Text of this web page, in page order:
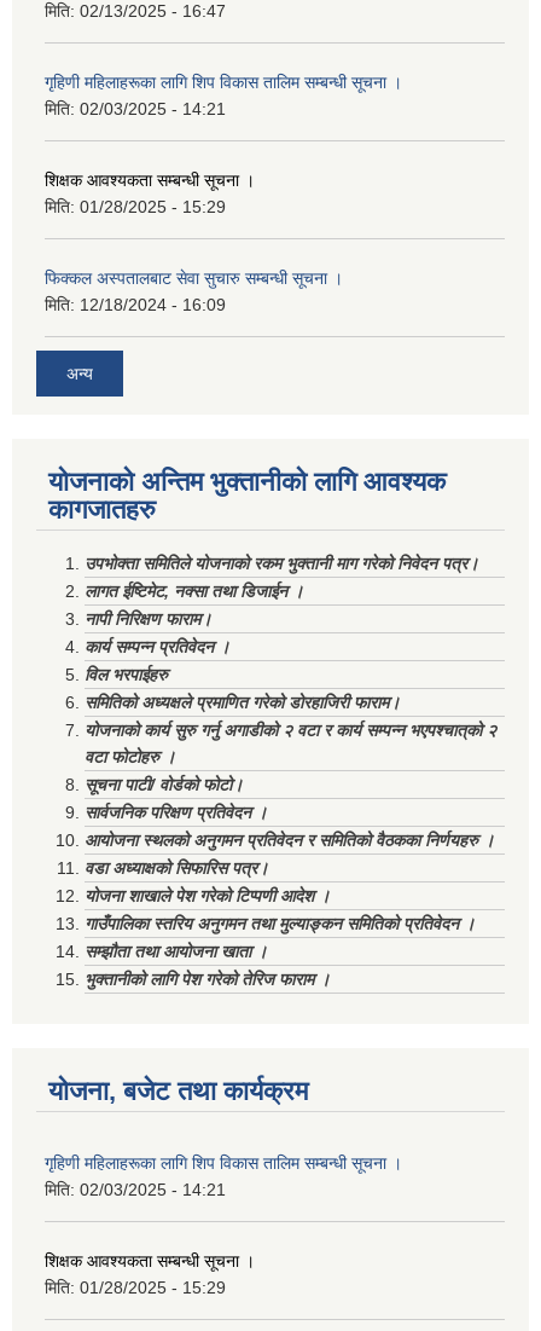
मिति: 02/13/2025 - 16:47
गृहिणी महिलाहरूका लागि शिप विकास तालिम सम्बन्धी सूचना ‌।
मिति: 02/03/2025 - 14:21
शिक्षक आवश्यकता सम्बन्धी सूचना ।
मिति: 01/28/2025 - 15:29
फिक्कल अस्पतालबाट सेवा सुचारु सम्बन्धी सूचना ।
मिति: 12/18/2024 - 16:09
अन्य
योजनाको अन्तिम भुक्तानीको लागि आवश्यक
कागजातहरु
उपभोक्ता समितिले योजनाको रकम भुक्तानी माग गरेको निवेदन पत्र।
लागत ईष्टिमेट, नक्सा तथा डिजाईन ।
नापी निरिक्षण फाराम।
कार्य सम्पन्न प्रतिवेदन ।
विल भरपाईहरु
समितिको अध्यक्षले प्रमाणित गरेको डोरहाजिरी फाराम।
योजनाको कार्य सुरु गर्नु अगाडीको २ वटा र कार्य सम्पन्न भएपश्चात्‌को २
वटा फोटोहरु ।
सूचना पाटी/ वोर्डको फोटो।
सार्वजनिक परिक्षण प्रतिवेदन ।
आयोजना स्थलको अनुगमन प्रतिवेदन र समितिको वैठकका निर्णयहरु ।
वडा अध्याक्षको सिफारिस पत्र।
योजना शाखाले पेश गरेको टिप्पणी आदेश ।
गाउँपालिका स्तरिय अनुगमन तथा मुल्याङ्कन समितिको प्रतिवेदन ।
सम्झौता तथा आयोजना खाता ।
भुक्तानीको लागि पेश गरेको तेरिज फाराम ।
योजना, बजेट तथा कार्यक्रम
गृहिणी महिलाहरूका लागि शिप विकास तालिम सम्बन्धी सूचना ‌।
मिति: 02/03/2025 - 14:21
शिक्षक आवश्यकता सम्बन्धी सूचना ।
मिति: 01/28/2025 - 15:29